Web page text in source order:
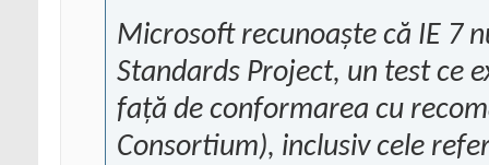
Microsoft recunoaște că IE 7
Standards Project, un test ce
față de conformarea cu
Consortium), inclusiv cele